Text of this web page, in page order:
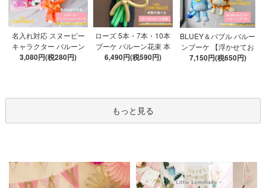
名入れ対応 スヌーピー
キャラクター バルーン
ブーケ 選べる7種 【膨ら
3,080円(税280円)
ローズ 5本・7本・10本
ブーケ バルーン花束 本
数が選べる 【膨らませ
6,490円(税590円)
BLUEY＆バブル バルー
ンブーケ 【浮かせてお
届け】 ヘリウムガス入
7,150円(税650円)
もっと見る